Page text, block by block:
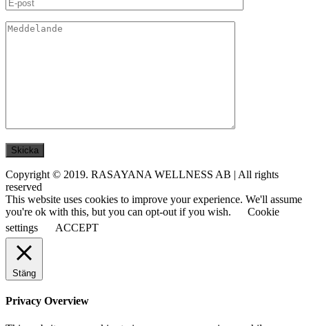
Copyright © 2019. RASAYANA WELLNESS AB | All rights
reserved
This website uses cookies to improve your experience. We'll assume
you're ok with this, but you can opt-out if you wish.
Cookie
settings
ACCEPT
Stäng
Privacy Overview